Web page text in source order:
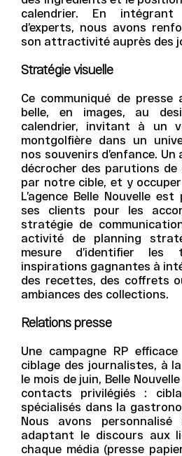
calendrier. En intégrant
d’experts, nous avons
son attractivité auprès des
Stratégie visuelle
Ce communiqué de
belle, en images, au
calendrier, invitant à un
montgolfière dans un
nos souvenirs d’enfance.
décrocher des parutions
par notre cible, et y
L’agence Belle Nouvelle
ses clients pour les
stratégie de
activité de planning
mesure d’identifier les
inspirations gagnantes à
des recettes, des coffrets
ambiances des collections.
Relations presse
Une campagne RP
ciblage des journalistes, à
le mois de juin, Belle
contacts privilégiés :
spécialisés dans la
Nous avons
adaptant le discours aux
chaque média (presse